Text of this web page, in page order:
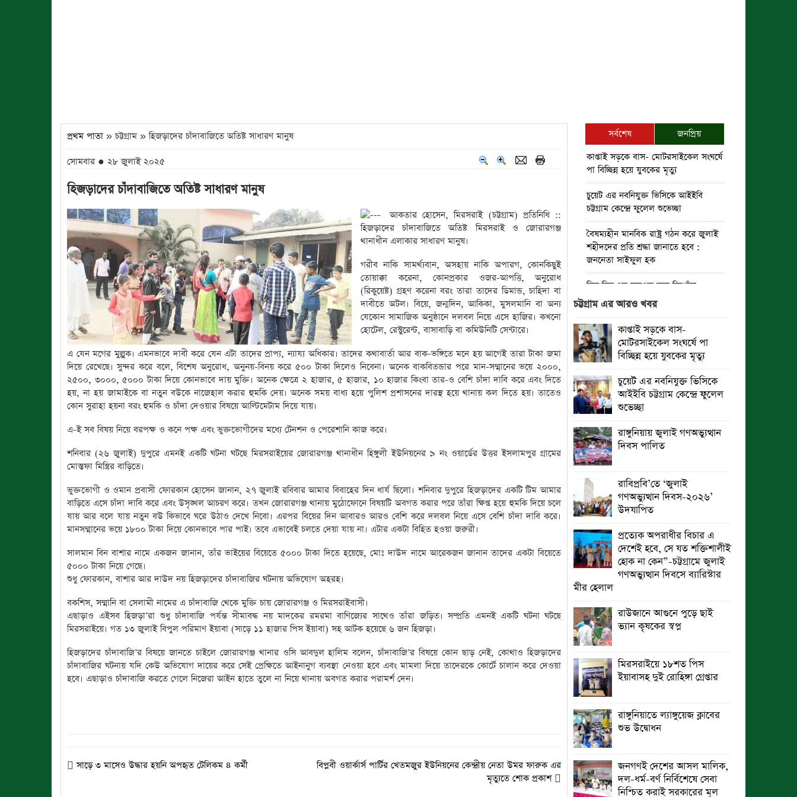
প্রথম পাতা » চট্টগ্রাম » হিজড়াদের চাঁদাবাজিতে অতিষ্ট সাধারণ মানুষ
সোমবার ● ২৮ জুলাই ২০২৫
হিজড়াদের চাঁদাবাজিতে অতিষ্ট সাধারণ মানুষ
আকতার হোসেন, মিরসরাই (চট্টগ্রাম) প্রতিনিধি ::
হিজড়াদের চাঁদাবাজিতে অতিষ্ট মিরসরাই ও জোরারগঞ্জ
থানাধীন এলাকার সাধারণ মানুষ।
গরীব নাকি সামর্থ্যবান, অসহায় নাকি অপারগ, কোনকিছুই
তোয়াক্কা করেনা, কোনপ্রকার ওজর-আপত্তি, অনুরোধ
(রিকুয়েষ্ট) গ্রহণ করেনা বরং তারা তাদের ডিমান্ড, চাহিদা বা
দাবীতে অটল। বিয়ে, জন্মদিন, আকিকা, মুসলমানি বা অন্য
যেকোন সামাজিক অনুষ্ঠানে দলবল নিয়ে এসে হাজির। কখনো
হোটেল, রেস্টুরেন্ট, বাসাবাড়ি বা কমিউনিটি সেন্টারে।
এ যেন মগের মুল্লুক। এমনভাবে দাবী করে যেন এটা তাদের প্রাপ্য, ন্যায্য অধিকার। তাদের কথাবার্তা আর বাক-ভঙ্গিতে মনে হয় আগেই তারা টাকা জমা
দিয়ে রেখেছে। সুন্দর করে বলে, বিশেষ অনুরোধ, অনুনয়-বিনয় করে ৫০০ টাকা দিলেও নিবেনা। অনেক বাকবিতন্ডার পরে মান-সম্মানের ভয়ে ২০০০,
২৫০০, ৩০০০, ৫০০০ টাকা দিয়ে কোনভাবে দায় মুক্তি। অনেক ক্ষেত্রে ২ হাজার, ৫ হাজার, ১০ হাজার কিংবা তার-ও বেশি চাঁদা দাবি করে এবং দিতে
হয়, না হয় জামাইকে বা নতুন বউকে নাজেহাল করার হুমকি দেয়। অনেক সময় বাধ্য হয়ে পুলিশ প্রশাসনের দারস্থ হয়ে থানায় কল দিতে হয়। তাতেও
কোন সুরাহা হয়না বরং হুমকি ও চাঁদা দেওয়ার বিষয়ে আল্টিমেটাম দিয়ে যায়।
এ-ই সব বিষয় নিয়ে বরপক্ষ ও কনে পক্ষ এবং ভুক্তভোগীদের মধ্যে টেনশন ও পেরেশানি কাজ করে।
শনিবার (২৬ জুলাই) দুপুরে এমনই একটি ঘটনা ঘটছে মিরসরাইয়ের জোরারগঞ্জ থানাধীন হিঙ্গুলী ইউনিয়নের ৯ নং ওয়ার্ডের উত্তর ইসলামপুর গ্রামের
মোস্তফা মিস্ত্রির বাড়িতে।
ভুক্তভোগী ও ওমান প্রবাসী ফোরকান হোসেন জানান, ২৭ জুলাই রবিবার আমার বিবাহের দিন ধার্য ছিলো। শনিবার দুপুরে হিজড়াদের একটি টিম আমার
বাড়িতে এসে চাঁদা দাবি করে এবং উসৃঙ্খল আচরণ করে। তখন জোরারগঞ্জ থানায় মুঠোফোনে বিষয়টি অবগত করার পরে তাঁরা ক্ষিপ্ত হয়ে হুমকি দিয়ে চলে
যায় আর বলে যায় নতুন বউ কিভাবে ঘরে উঠাও দেখে নিবো। এরপর বিয়ের দিন আবারও আরও বেশি করে দলবল নিয়ে এসে বেশি চাঁদা দাবি করে।
মানসম্মানের ভয়ে ১৮০০ টাকা দিয়ে কোনভাবে পার পাই। তবে এভাবেই চলতে দেয়া যায় না। এটার একটা বিহিত হওয়া জরুরী।
সালমান বিন বাশার নামে একজন জানান, তাঁর ভাইয়ের বিয়েতে ৫০০০ টাকা দিতে হয়েছে, মোঃ দাউদ নামে আরেকজন জানান তাদের একটা বিয়েতে
৫০০০ টাকা নিয়ে গেছে।
শুধু ফোরকান, বাশার আর দাউদ নয় হিজড়াদের চাঁদাবাজির ঘটনায় অভিযোগ অহরহ।
বকশিস, সম্মানি বা সেলামী নামের এ চাঁদাবাজি থেকে মুক্তি চায় জোরারগঞ্জ ও মিরসরাইবাসী।
এছাড়াও এইসব হিজড়া’রা শুধু চাঁদাবাজি পর্যন্ত সীমাবদ্ধ নয় মাদকের রমরমা বাণিজ্যের সাথেও তাঁরা জড়িত। সম্প্রতি এমনই একটি ঘটনা ঘটছে
মিরসরাইয়ে। গত ১৩ জুলাই বিপুল পরিমাণ ইয়াবা (সাড়ে ১১ হাজার পিস ইয়াবা) সহ আটক হয়েছে ৬ জন হিজড়া।
হিজড়াদের চাঁদাবাজি’র বিষয়ে জানতে চাইলে জোরারগঞ্জ থানার ওসি আবদুল হালিম বলেন, চাঁদাবাজি’র বিষয়ে কোন ছাড় নেই, কোথাও হিজড়াদের
চাঁদাবাজির ঘটনায় যদি কেউ অভিযোগ দায়ের করে সেই প্রেক্ষিতে আইনানুগ ব্যবস্থা নেওয়া হবে এবং মামলা দিয়ে তাদেরকে কোর্টে চালান করে দেওয়া
হবে। এছাড়াও চাঁদাবাজি করতে গেলে নিজেরা আইন হাতে তুলে না নিয়ে থানায় অবগত করার পরামর্শ দেন।
সাড়ে ৩ মাসেও উদ্ধার হয়নি অপহৃত টেলিকম ৪ কর্মী
বিপ্লবী ওয়ার্কার্স পার্টির খেতমজুর ইউনিয়নের কেন্দ্রীয় নেতা উমর ফারুক এর
মৃত্যুতে শোক প্রকাশ
সর্বশেষ
জনপ্রিয়
কাপ্তাই সড়কে বাস- মোটরসাইকেল সংঘর্ষে
পা বিচ্ছিন্ন হয়ে যুবকের মৃত্যু
চুয়েট এর নবনিযুক্ত ভিসিকে আইইবি
চট্টগ্রাম কেন্দ্রে ফুলেল শুভেচ্ছা
বৈষম্যহীন মানবিক রাষ্ট্র গঠন করে জুলাই
শহীদদের প্রতি শ্রদ্ধা জানাতে হবে :
জননেতা সাইফুল হক
তিন দিন পর ব্রহ্মপুত্র নদে নিখোঁজ
সাইফুলের মরদেহ গফরগাঁও থেকে উদ্ধার
ব্রহ্মপুত্র নদে নিখোঁজ কৃষকের সন্ধান
মেলেনি
রাঙ্গুনিয়ায় জুলাই গণঅভ্যুত্থান দিবস
পালিত
পার্বতীপুরে জুলাই গণঅভ্যুত্থান দিবস
পালন
আত্রাইয়ে যথাযোগ্য মর্যাদায় ‘জুলাই
গণঅভ্যুত্থান দিবস’ পালিত
ঝালকাঠিতে জুলাই গণঅভ্যুত্থান দিবস
পালিত
রাবিপ্রবি’তে ‘জুলাই গণঅভ্যুত্থান
দিবস-২০২৬’ উদযাপিত
চট্টগ্রাম এর আরও খবর
কাপ্তাই সড়কে বাস-
মোটরসাইকেল সংঘর্ষে পা
বিচ্ছিন্ন হয়ে যুবকের মৃত্যু
চুয়েট এর নবনিযুক্ত ভিসিকে
আইইবি চট্টগ্রাম কেন্দ্রে ফুলেল
শুভেচ্ছা
রাঙ্গুনিয়ায় জুলাই গণঅভ্যুত্থান
দিবস পালিত
রাবিপ্রবি’তে ‘জুলাই
গণঅভ্যুত্থান দিবস-২০২৬’
উদযাপিত
প্রত্যেক অপরাধীর বিচার এ
দেশেই হবে, সে যত শক্তিশালীই
হোক না কেন”-চট্টগ্রামে জুলাই
গণঅভ্যুত্থান দিবসে ব্যারিস্টার
মীর হেলাল
রাউজানে আগুনে পুড়ে ছাই
ভ্যান কৃষকের স্বপ্ন
মিরসরাইয়ে ১৮শত পিস
ইয়াবাসহ দুই রোহিঙ্গা গ্রেপ্তার
রাঙ্গুনিয়াতে ল্যাঙ্গুয়েজ ক্লাবের
শুভ উদ্বোধন
জনগণই দেশের আসল মালিক,
দল-ধর্ম-বর্ণ নির্বিশেষে সেবা
নিশ্চিত করাই সরকারের মূল